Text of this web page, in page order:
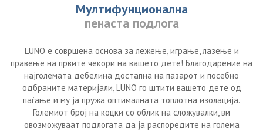
Мултифунционална
пенаста подлога
LUNO е совршена основа за лежење, играње, лазење и
правење на првите чекори на вашето дете! Благодарение на
најголемата дебелина достапна на пазарот и посебно
одбраните материјали, LUNO го штити вашето дете од
паѓање и му ја пружа оптималната топлотна изолација.
Големиот број на коцки со облик на сложувалки, ви
овозможуваат подлогата да ја распоредите на голема